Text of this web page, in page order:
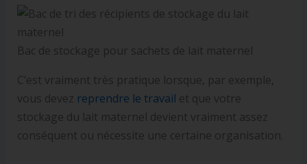
Bac de stockage pour sachets de lait maternel
C’est vraiment très pratique lorsque, par exemple,
vous devez reprendre le travail et que votre
stockage du lait maternel devient vraiment assez
conséquent ou nécessite une certaine organisation.